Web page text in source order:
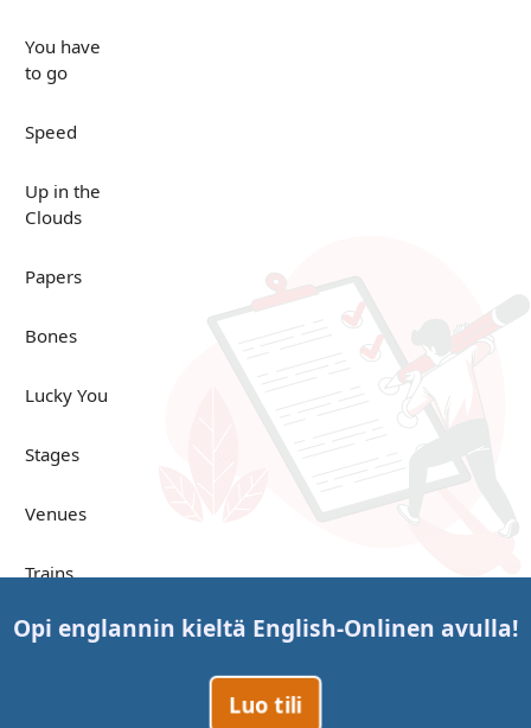
You have
to go
Speed
Up in the
Clouds
Papers
Bones
Lucky You
Stages
Venues
Trains
Bite, Bit,
Opi englannin kieltä English-Onlinen avulla!
Luo tili